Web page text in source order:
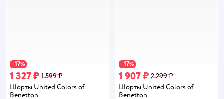
−17%
1 327 ₽ 1 599 ₽
Шорты United Colors of
Benetton
−17%
1 907 ₽ 2 299 ₽
Шорты United Colors of
Benetton